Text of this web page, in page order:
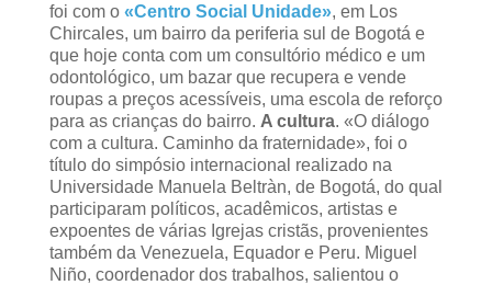
foi com o «Centro Social Unidade», em Los
Chircales, um bairro da periferia sul de Bogotá e
que hoje conta com um consultório médico e um
odontológico, um bazar que recupera e vende
roupas a preços acessíveis, uma escola de reforço
para as crianças do bairro. A cultura. «O diálogo
com a cultura. Caminho da fraternidade», foi o
título do simpósio internacional realizado na
Universidade Manuela Beltràn, de Bogotá, do qual
participaram políticos, acadêmicos, artistas e
expoentes de várias Igrejas cristãs, provenientes
também da Venezuela, Equador e Peru. Miguel
Niño, coordenador dos trabalhos, salientou o